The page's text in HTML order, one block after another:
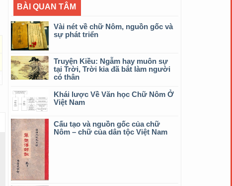
BÀI QUAN TÂM
Vài nét về chữ Nôm, nguồn gốc và
sự phát triển
Truyện Kiều: Ngẫm hay muôn sự
tại Trời, Trời kia đã bắt làm người
có thân
Khái lược Về Văn học Chữ Nôm Ở
Việt Nam
Cấu tạo và nguồn gốc của chữ
Nôm – chữ của dân tộc Việt Nam